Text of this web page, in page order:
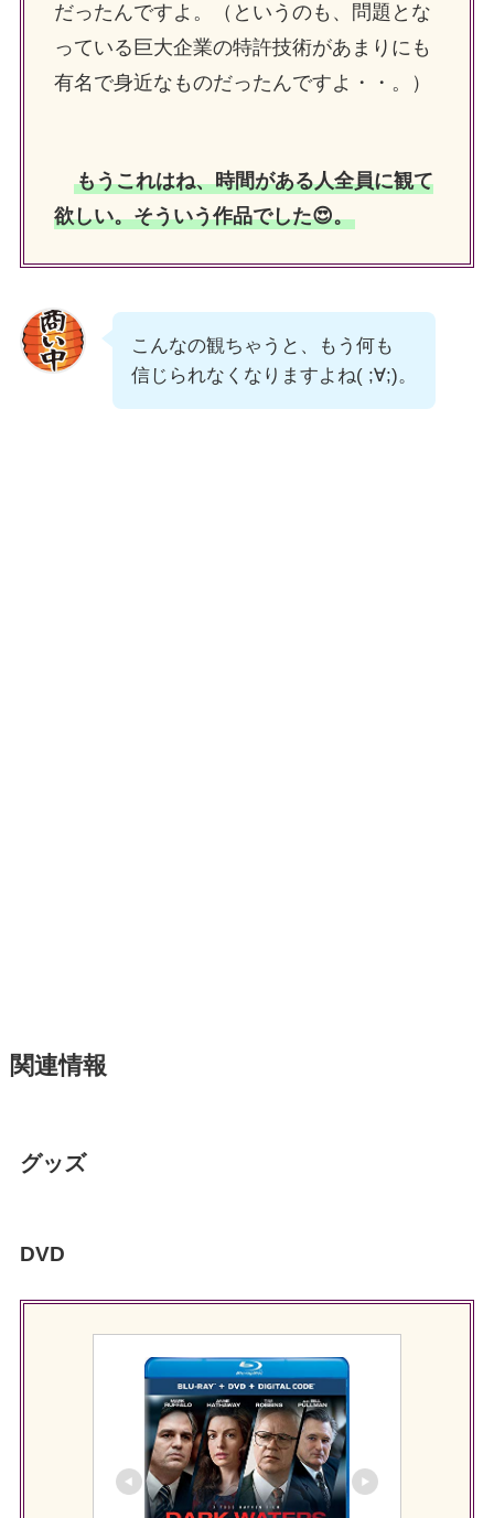
だったんですよ。（というのも、問題とな
っている巨大企業の特許技術があまりにも
有名で身近なものだったんですよ・・。）
もうこれはね、時間がある人全員に観て
欲しい。そういう作品でした😍。
こんなの観ちゃうと、もう何も
信じられなくなりますよね( ;∀;)。
関連情報
グッズ
DVD